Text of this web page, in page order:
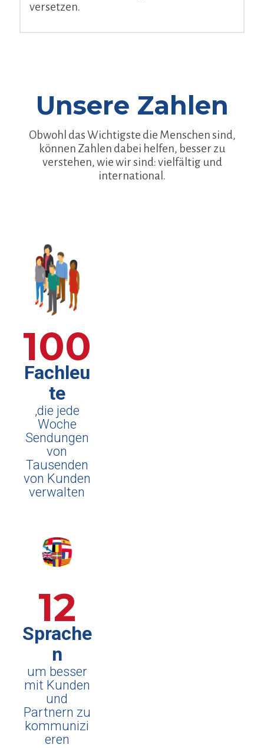
versetzen.
Unsere Zahlen
Obwohl das Wichtigste die Menschen sind,
können Zahlen dabei helfen, besser zu
verstehen, wie wir sind: vielfältig und
international.
100
Fachleu
te
,die jede
Woche
Sendungen
von
Tausenden
von Kunden
verwalten
12
Sprache
n
um besser
mit Kunden
und
Partnern zu
kommunizi
eren